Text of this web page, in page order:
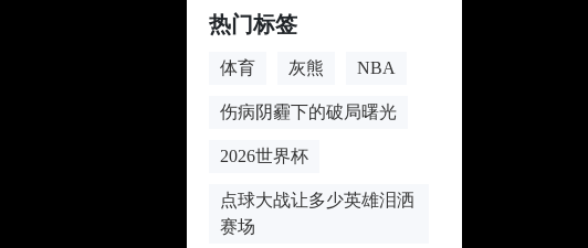
热门标签
体育 灰熊 NBA
伤病阴霾下的破局曙光
2026世界杯
点球大战让多少英雄泪洒
赛场